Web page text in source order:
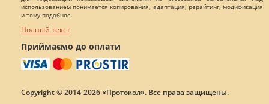
использованием понимается копирования, адаптация, рерайтинг, модификация
и тому подобное.
Полный текст
Приймаємо до оплати
Copyright © 2014-2026 «Протокол». Все права защищены.